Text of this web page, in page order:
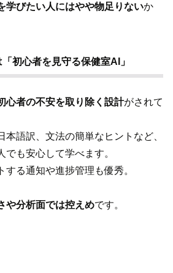
学びたい人にはやや物足りないか
初心者を見守る保健室AI」
心者の不安を取り除く設計がされて
本語訳、文法の簡単なヒントなど、
も安心して学べます。
る通知や進捗管理も優秀。
や分析面では控えめです。